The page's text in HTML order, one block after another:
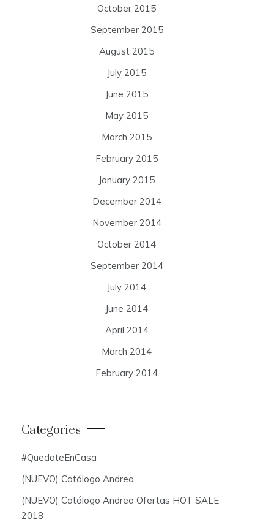
October 2015
September 2015
August 2015
July 2015
June 2015
May 2015
March 2015
February 2015
January 2015
December 2014
November 2014
October 2014
September 2014
July 2014
June 2014
April 2014
March 2014
February 2014
Categories
#QuedateEnCasa
(NUEVO) Catálogo Andrea
(NUEVO) Catálogo Andrea Ofertas HOT SALE
2018